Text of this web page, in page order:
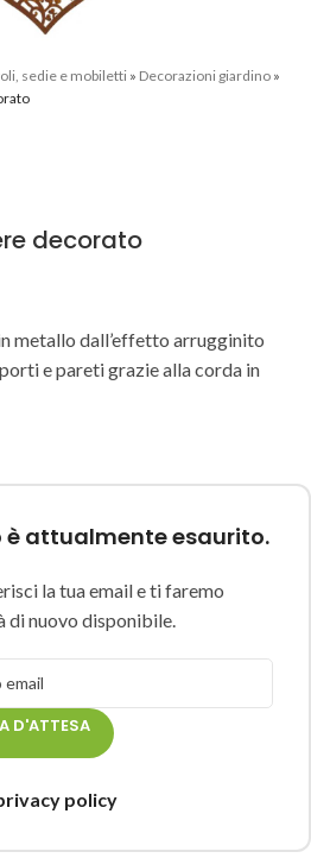
sedie e mobiletti» Decorazioni giardino »
decorato
metallo dall’effetto arrugginito
e pareti grazie alla corda in
attualmente esaurito.
la tua email e ti faremo
di nuovo disponibile.
D'ATTESA
policy